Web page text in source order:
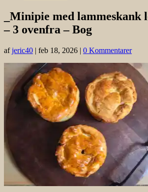
_Minipie med lammeskank
– 3 ovenfra – Bog
afjeric40 | feb 18, 2026 | 0 Kommentarer